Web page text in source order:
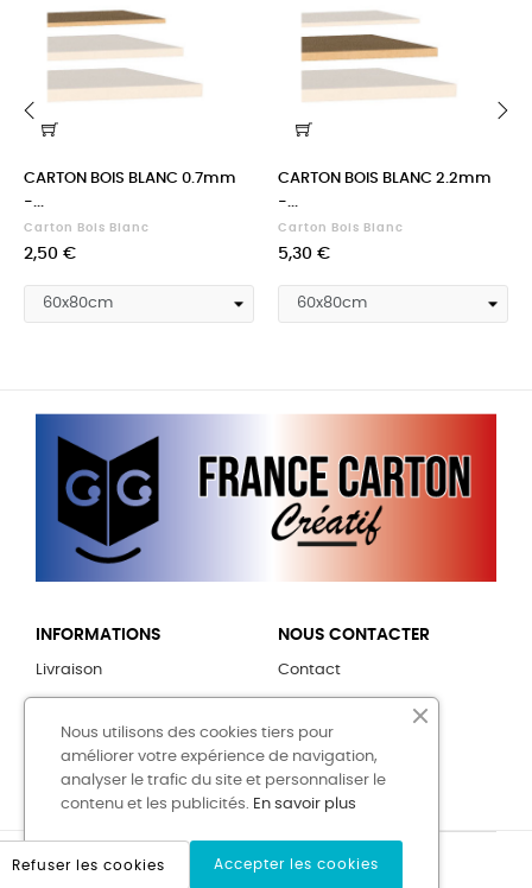
CARTON BOIS BLANC 0.7mm
-...
Carton Bois Blanc
Prix
2,50 €
CARTON BOIS BLANC 2.2mm
-...
Carton Bois Blanc
Prix
5,30 €
INFORMATIONS
Livraison
Conditions générales de
vente
NOUS CONTACTER
Contact
CONNEXION
Mon compte
Nous utilisons des cookies tiers pour
améliorer votre expérience de navigation,
analyser le trafic du site et personnaliser le
contenu et les publicités. En savoir plus
Accepter les cookies
Refuser les cookies